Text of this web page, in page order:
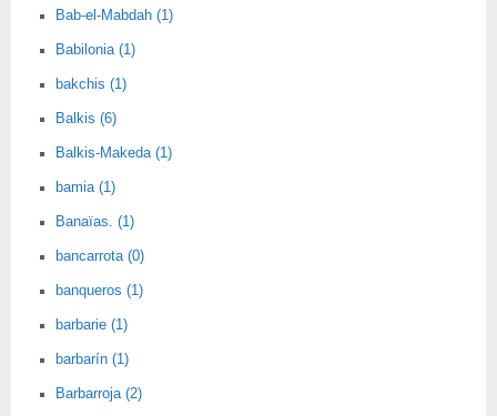
Bab-el-Mabdah (1)
Babilonia (1)
bakchis (1)
Balkis (6)
Balkis-Makeda (1)
bamia (1)
Banaïas. (1)
bancarrota (0)
banqueros (1)
barbarie (1)
barbarín (1)
Barbarroja (2)